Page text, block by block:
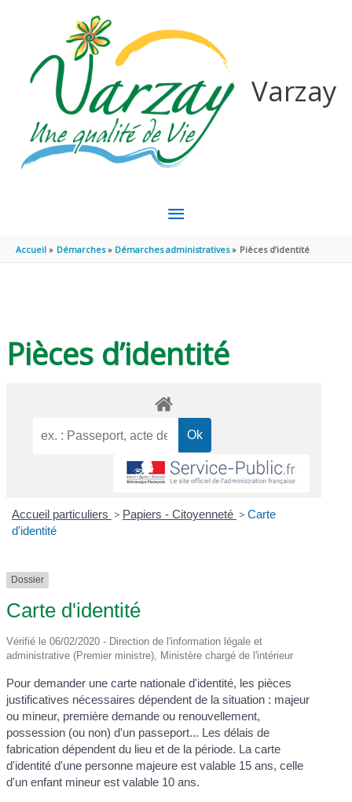
Varzay
MENU
PRINCIPAL
Accueil Démarches Démarches administratives Pièces d’identité
Pièces d’identité
Accueil particuliers > Papiers - Citoyenneté > Carte
d'identité
Dossier
Carte d'identité
Vérifié le 06/02/2020 - Direction de l'information légale et
administrative (Premier ministre), Ministère chargé de l'intérieur
Pour demander une carte nationale d'identité, les pièces
justificatives nécessaires dépendent de la situation : majeur
ou mineur, première demande ou renouvellement,
possession (ou non) d'un passeport... Les délais de
fabrication dépendent du lieu et de la période. La carte
d'identité d'une personne majeure est valable 15 ans, celle
d'un enfant mineur est valable 10 ans.